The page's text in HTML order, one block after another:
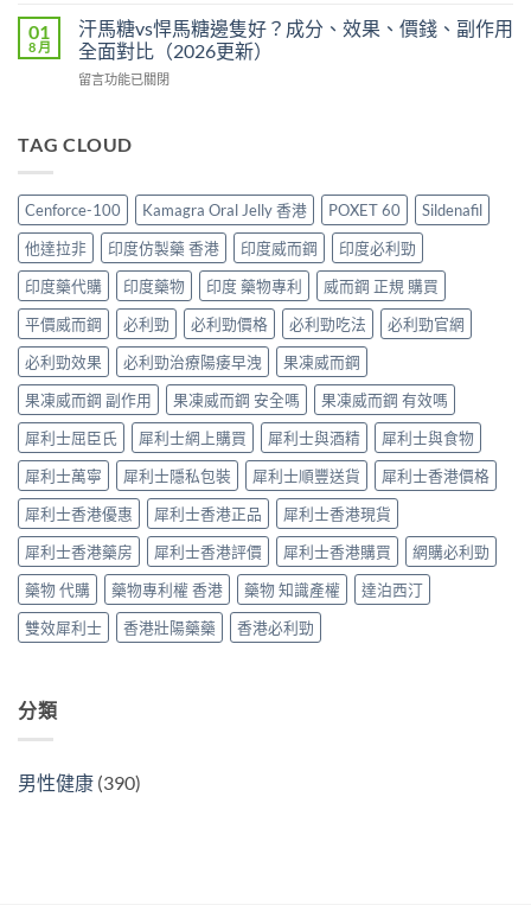
價
比
較、
辨
購
買
指
南〉
中
哪
裡
最
POXET-
原
廠
比
較
及
正
貨
分
辨
指
南〉
中
格
2026：
香
港
買
Super
Tadarise
雙
效
片
效
果
與
選
購
指
南〉
中
度
壯
陽
藥
2026：
士
必
睇
的
印
度
仿
製
藥
選
購
指
南〉
中
01
8 月
汗馬糖vs悍馬糖邊隻好？成分、效果、價錢、副作用
全面對比（2026更新）
在
糖
馬
糖
邊
隻
好？
成
分、
效
果、
價
錢、
副
作
用
全
面
對
比
（2026
更
新）〉
中
留言功能已關閉
TAG CLOUD
Cenforce-100 Kamagra Oral Jelly 香港 POXET 60
Sildenafil
他達拉非
印度仿製藥 香港 印度威而鋼
印度必利勁
印度藥代購
印度藥物 印度 藥物專利
威而鋼 正規 購買
平價威而鋼
必利勁 必利勁價格 必利勁吃法
必利勁官網
必利勁效果
必利勁治療陽痿早洩
果凍威而鋼
果凍威而鋼 副作用
果凍威而鋼 安全嗎
果凍威而鋼 有效嗎
犀利士屈臣氏
犀利士網上購買 犀利士與酒精
犀利士與食物
犀利士萬寧
犀利士隱私包裝 犀利士順豐送貨
犀利士香港價格
犀利士香港優惠
犀利士香港正品
犀利士香港現貨
犀利士香港藥房
犀利士香港評價 犀利士香港購買
網購必利勁
藥物 代購
藥物專利權 香港 藥物 知識產權
達泊西汀
雙效犀利士
香港壯陽藥藥 香港必利勁
分類
男性健康 (390)